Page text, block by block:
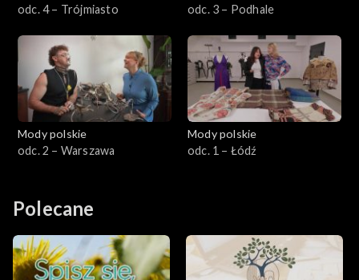
odc. 4 – Trójmiasto
odc. 3 – Podhale
Mody polskie
odc. 2 – Warszawa
Mody polskie
odc. 1 – Łódź
Polecane